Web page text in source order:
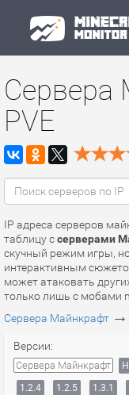
Сервера
PVE
IP адреса серверов
таблицу ссерверами
скучный режим игры,
интерактивным
может атаковать
только лишь с мобами
Сервера Майнкрафт →
Версии:
Сервера Майнкрафт
1.2.4
1.2.5 1.3.1